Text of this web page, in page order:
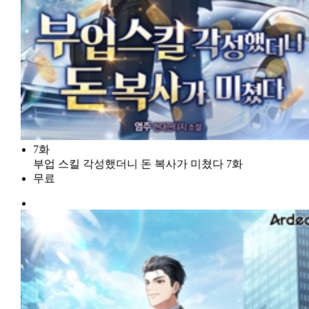
7화
부업 스킬 각성했더니 돈 복사가 미쳤다 7화
무료